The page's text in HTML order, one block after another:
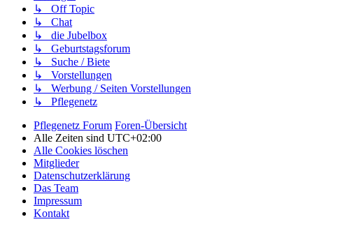
↳ Off Topic
↳ Chat
↳ die Jubelbox
↳ Geburtstagsforum
↳ Suche / Biete
↳ Vorstellungen
↳ Werbung / Seiten Vorstellungen
↳ Pflegenetz
Pflegenetz Forum Foren-Übersicht
Alle Zeiten sind UTC+02:00
Alle Cookies löschen
Mitglieder
Datenschutzerklärung
Das Team
Impressum
Kontakt